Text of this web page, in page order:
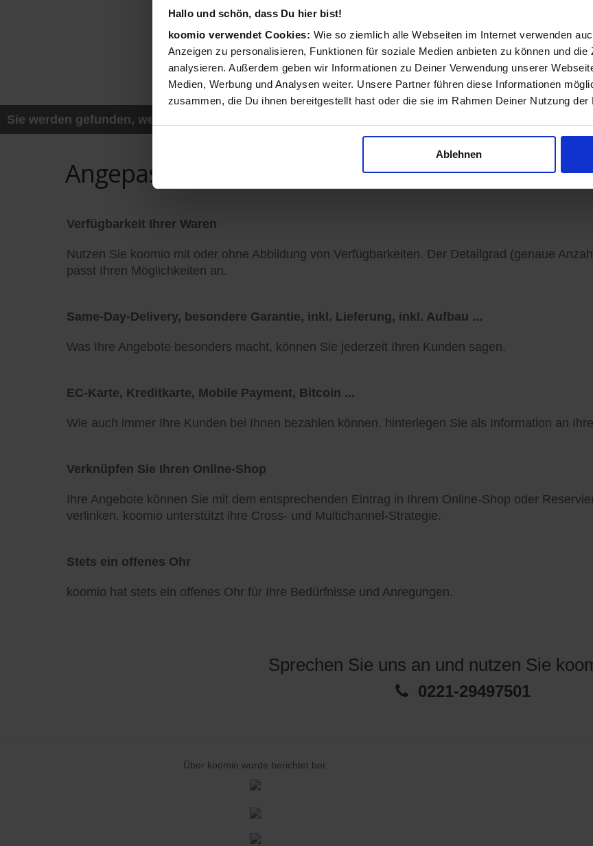
Hallo und schön, dass Du hier bist!
koomio verwendet Cookies: Wie so ziemlich alle Webseiten im Internet verwenden
Anzeigen zu personalisieren, Funktionen für soziale Medien anbieten zu können und
analysieren. Außerdem geben wir Informationen zu Deiner Verwendung unserer
Medien, Werbung und Analysen weiter. Unsere Partner führen diese Informationen
zusammen, die Du ihnen bereitgestellt hast oder die sie im Rahmen Deiner Nutzung
Ablehnen
Sie werden gefunden, wenn ein Kunde z.B. mit seinem Smartphone nach Geschäften und
Angepasst auf Ihre Bedürfnisse und
Verfügbarkeit Ihrer Waren
Nutzen Sie koomio mit oder ohne Abbildung von Verfügbarkeiten. Der Detailgrad (genaue
passt Ihren Möglichkeiten an.
Same-Day-Delivery, besondere Garantie, inkl. Lieferung, inkl. Aufbau ...
Was Ihre Angebote besonders macht, können Sie jederzeit Ihren Kunden sagen.
EC-Karte, Kreditkarte, Mobile Payment, Bitcoin ...
Wie auch immer Ihre Kunden bei Ihnen bezahlen können, hinterlegen Sie als Information an
Verknüpfen Sie Ihren Online-Shop
Ihre Angebote können Sie mit dem entsprechenden Eintrag in Ihrem Online-Shop oder
verlinken. koomio unterstützt ihre Cross- und Multichannel-Strategie.
Stets ein offenes Ohr
koomio hat stets ein offenes Ohr für Ihre Bedürfnisse und Anregungen.
Sprechen Sie uns an und nutzen Sie
0221-29497501
Über koomio wurde berichtet bei: